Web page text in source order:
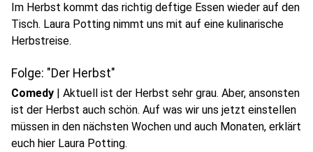
Im Herbst kommt das richtig deftige Essen wieder auf den
Tisch. Laura Potting nimmt uns mit auf eine kulinarische
Herbstreise.
Folge: "Der Herbst"
Comedy | Aktuell ist der Herbst sehr grau. Aber, ansonsten
ist der Herbst auch schön. Auf was wir uns jetzt einstellen
müssen in den nächsten Wochen und auch Monaten, erklärt
euch hier Laura Potting.